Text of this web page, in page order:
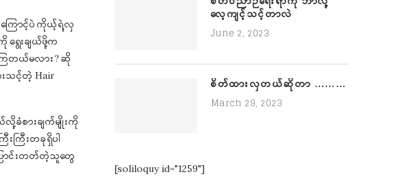
ြောင့်ပဲ ကိုယ့်ရဲ့လှ
ရွေးချယ်ဖို့က
ြတယ်မလား? ဆို
းသင့်တဲ့ Hair
ခံစားချက်မျိုးကို
ကြီးတခုရှိပါ
ြောင်းတတ်တဲ့သူတွေ
လေ့ကျင့်သင့်တာလဲ
June 2, 2023
စိတ်ထားလှတယ်ဆိုတာ ………
March 29, 2023
[soliloquy id="1259"]